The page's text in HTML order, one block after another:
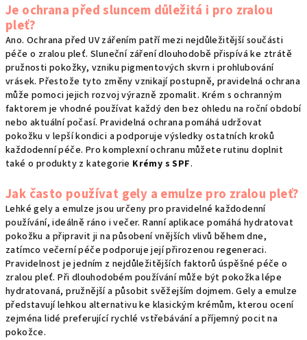
Je ochrana před sluncem důležitá i pro zralou
pleť?
Ano. Ochrana před UV zářením patří mezi nejdůležitější součásti
péče o zralou pleť. Sluneční záření dlouhodobě přispívá ke ztrátě
pružnosti pokožky, vzniku pigmentových skvrn i prohlubování
vrásek. Přestože tyto změny vznikají postupně, pravidelná ochrana
může pomoci jejich rozvoj výrazně zpomalit. Krém s ochranným
faktorem je vhodné používat každý den bez ohledu na roční období
nebo aktuální počasí. Pravidelná ochrana pomáhá udržovat
pokožku v lepší kondici a podporuje výsledky ostatních kroků
každodenní péče. Pro komplexní ochranu můžete rutinu doplnit
také o produkty z kategorie Krémy s SPF.
Jak často používat gely a emulze pro zralou pleť?
Lehké gely a emulze jsou určeny pro pravidelné každodenní
používání, ideálně ráno i večer. Ranní aplikace pomáhá hydratovat
pokožku a připravit ji na působení vnějších vlivů během dne,
zatímco večerní péče podporuje její přirozenou regeneraci.
Pravidelnost je jedním z nejdůležitějších faktorů úspěšné péče o
zralou pleť. Při dlouhodobém používání může být pokožka lépe
hydratovaná, pružnější a působit svěžejším dojmem. Gely a emulze
představují lehkou alternativu ke klasickým krémům, kterou ocení
zejména lidé preferující rychlé vstřebávání a příjemný pocit na
pokožce.